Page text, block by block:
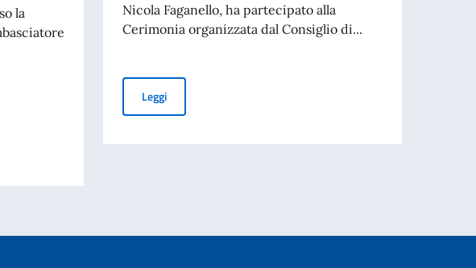
la
"Vision”, organizzata in occasione della Presidenza irlandese dell'UE, 22.7.26 Farmeligh
Nicola Faganello, ha partecipato alla
Cerimonia organizzata dal Consiglio di...
LeggiCERIMONIA DI PAIRING TRA L’ITALIA E LA CONTEA DI MEATH